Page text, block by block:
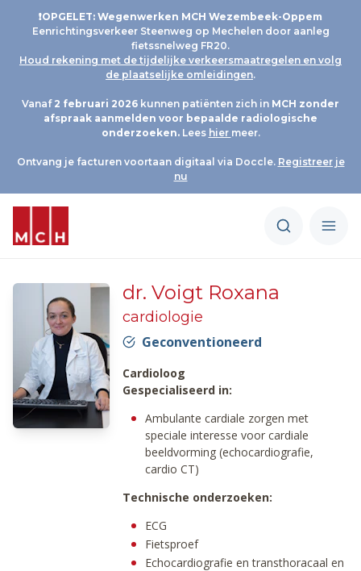
❗OPGELET: Wegenwerken MCH Wezembeek-Oppem
Eenrichtingsverkeer Steenweg op Mechelen door aanleg
fietssnelweg FR20.
Houd rekening met de tijdelijke verkeersmaatregelen en volg
de plaatselijke omleidingen.
Vanaf 2 februari 2026 kunnen patiënten zich in MCH zonder
afspraak aanmelden voor bepaalde radiologische
onderzoeken.Lees hier meer.
Ontvang je facturen voortaan digitaal via Doccle. Registreer je
nu
dr. Voigt Roxana
cardiologie
Geconventioneerd
Cardioloog
Gespecialiseerd in:
Ambulante cardiale zorgen met
speciale interesse voor cardiale
beeldvorming (echocardiografie,
cardio CT)
Technische onderzoeken:
ECG
Fietsproef
Echocardiografie en transthoracaal en